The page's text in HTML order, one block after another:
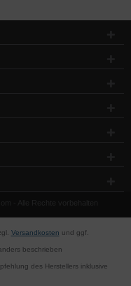
- Alle Rechte vorbehalten
Versandkosten und ggf.
beschrieben
des Herstellers inklusive